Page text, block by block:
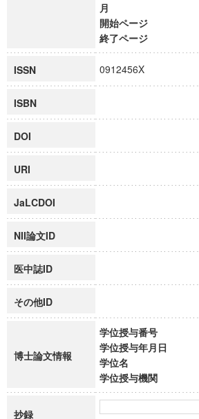
月
開始ページ
終了ページ
ISSN 0912456X
ISBN
DOI
URI
JaLCDOI
NII論文ID
医中誌ID
その他ID
博士論文情報
学位授与番号
学位授与年月日
学位名
学位授与機関
抄録